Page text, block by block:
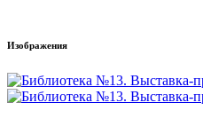
Изображения